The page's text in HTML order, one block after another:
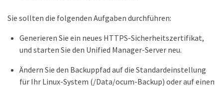
Sie sollten die folgenden Aufgaben durchführen:
Generieren Sie ein neues HTTPS-Sicherheitszertifikat,
und starten Sie den Unified Manager-Server neu.
Ändern Sie den Backuppfad auf die Standardeinstellung
für Ihr Linux-System (/Data/ocum-Backup) oder auf einen